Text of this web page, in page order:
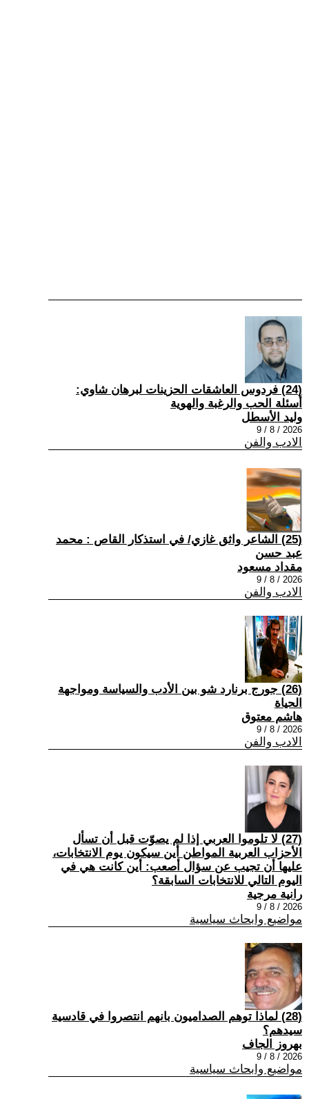
(24) فردوس العاشقات الحزينات لبرهان شاوي:
أسئلة الحب والرغبة والهوية
وليد الأسطل
2026 / 8 / 9
الادب والفن
(25) الشاعر واثق غازي/ في استذكار القاص : محمد
عبد حسن
مقداد مسعود
2026 / 8 / 9
الادب والفن
(26) جورج برنارد شو بين الأدب والسياسة ومواجهة
الحياة
هاشم معتوق
2026 / 8 / 9
الادب والفن
(27) لا تلوموا العربي إذا لم يصوّت قبل أن تسأل
الأحزاب العربية المواطن أين سيكون يوم الانتخابات،
عليها أن تجيب عن سؤال أصعب: أين كانت هي في
اليوم التالي للانتخابات السابقة؟
رانية مرجية
2026 / 8 / 9
مواضيع وابحاث سياسية
(28) ‏لماذا توهم الصداميون بانهم انتصروا في قادسية
سيدهم؟
بهروز الجاف
2026 / 8 / 9
مواضيع وابحاث سياسية